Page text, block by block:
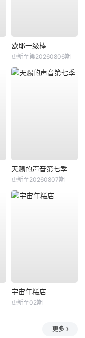
欧耶一级棒
更新至第20260806期
天赐的声音第七季
更新至20260807期
宇宙年糕店
更新至02期
更多